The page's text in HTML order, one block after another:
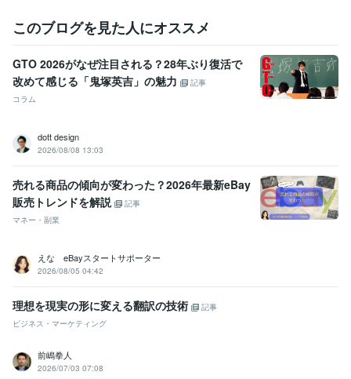
明海大学 2001年3月 ~ 2005年2月
語学力
中国語 ビジネスレベル
英語 日常会話レベル
このブログを見た人にオススメ
GTO 2026がなぜ注目される？28年ぶり復活で
改めて感じる「鬼塚英吉」の魅力
記事
コラム
dott design
2026/08/08 13:03
売れる商品の傾向が変わった？2026年最新eBay
販売トレンドを解説
記事
マネー・副業
えな eBayスタートサポーター
2026/08/05 04:42
理想を現実の形に変える翻訳の技術
記事
ビジネス・マーケティング
前嶋拳人
2026/07/03 07:08